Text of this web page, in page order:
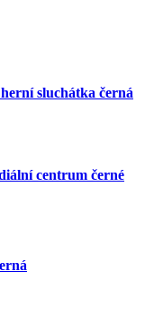
sluchátka černá
centrum černé